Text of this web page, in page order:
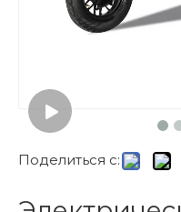
Поделиться с: